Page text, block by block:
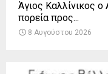
Άγιος Καλλίνικος
πορεία προς...
8 Αυγούστου 2026